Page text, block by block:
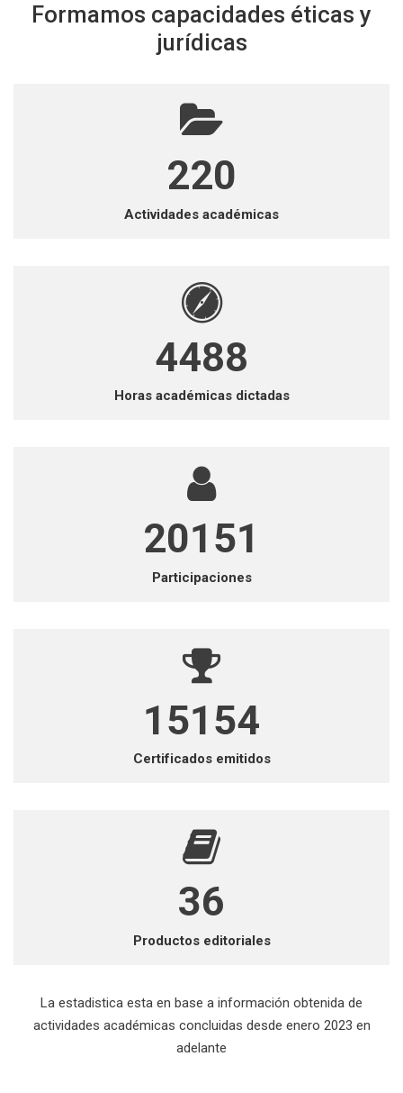
Formamos capacidades éticas y
jurídicas
253
Actividades académicas
5176
Horas académicas dictadas
49468
Participaciones
37201
Certificados emitidos
89
Productos editoriales
La estadistica esta en base a información obtenida de
actividades académicas concluidas desde enero 2023 en
adelante